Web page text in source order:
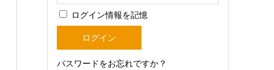
ログイン情報を記憶
パスワードをお忘れですか？